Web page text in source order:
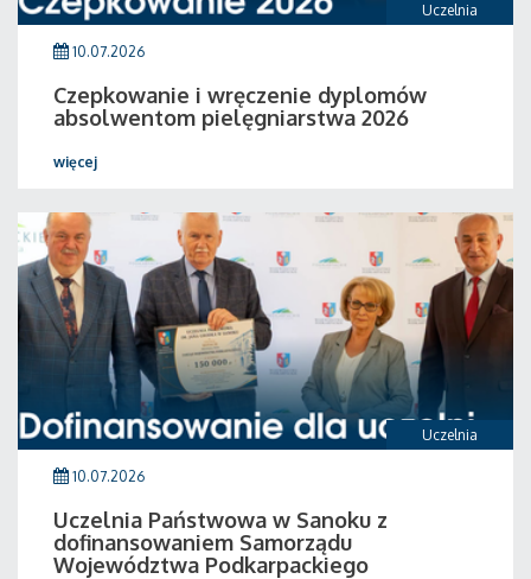
Uczelnia
10.07.2026
Czepkowanie i wręczenie dyplomów
absolwentom pielęgniarstwa 2026
więcej
Uczelnia
10.07.2026
Uczelnia Państwowa w Sanoku z
dofinansowaniem Samorządu
Województwa Podkarpackiego